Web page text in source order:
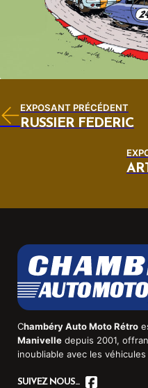
EXPOSANT PRÉCÉDENT
RUSSIER FÉDÉRIC
Chambéry Auto Moto Rétro
Manivelledepuis 2001,
inoubliable avec les véhicules
SUIVEZ NOUS...